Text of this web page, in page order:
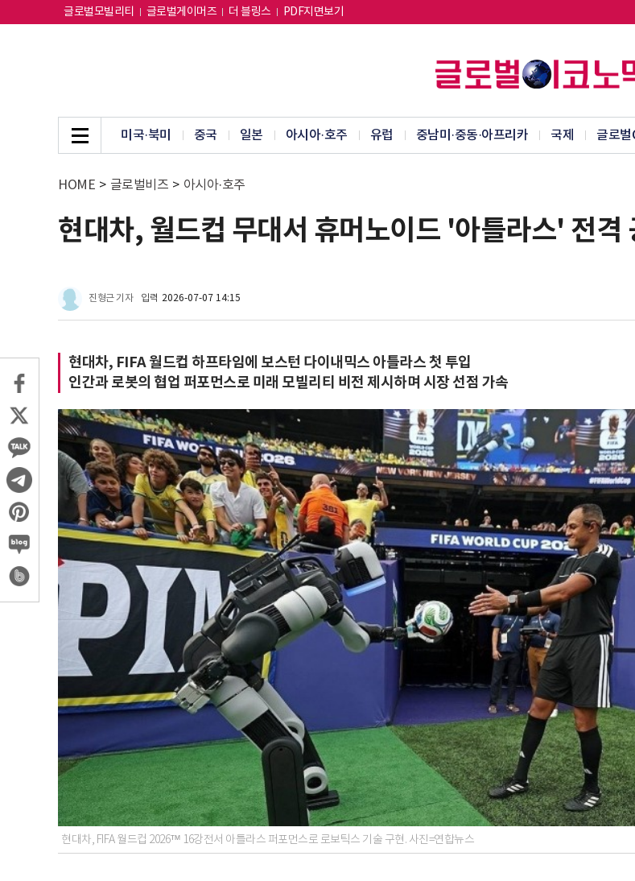
글로벌모빌리티 글로벌게이머즈 더 블링스 PDF지면보기
미국·북미 중국 일본 아시아·호주 유럽 중남미·중동·아프리카 국제 글로벌
HOME > 글로벌비즈 > 아시아·호주
현대차, 월드컵 무대서 휴머노이드 '아틀라스' 전
진형근 기자 입력 2026-07-07 14:15
현대차, FIFA 월드컵 하프타임에 보스턴 다이내믹스 아틀라스 첫 투입
인간과 로봇의 협업 퍼포먼스로 미래 모빌리티 비전 제시하며 시장 선점 가속
현대차, FIFA 월드컵 2026™ 16강전서 아틀라스 퍼포먼스로 로보틱스 기술 구현. 사진=연합뉴스